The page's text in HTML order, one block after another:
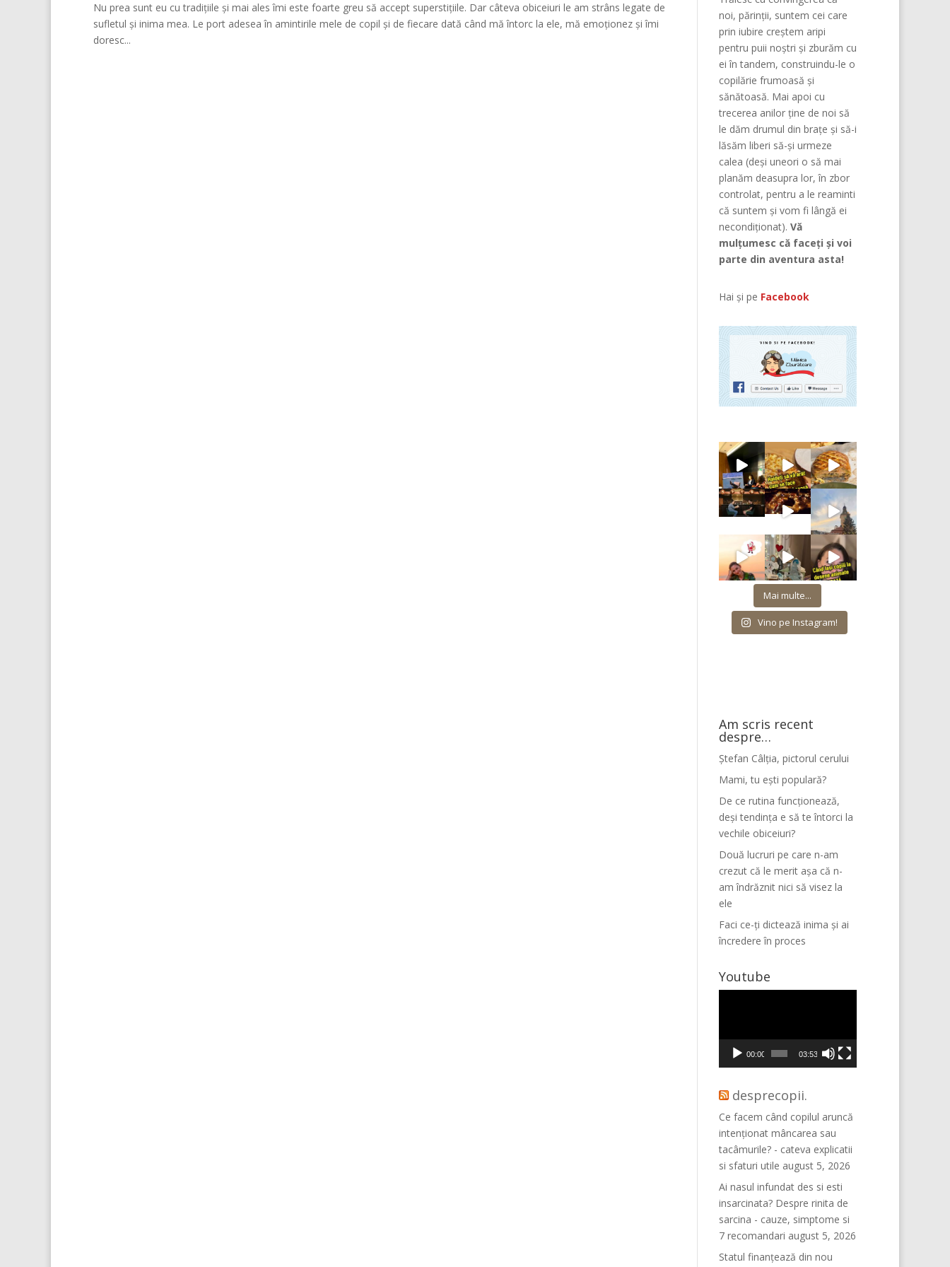
Nu prea sunt eu cu tradițiile și mai ales îmi este foarte greu să accept superstițiile. Dar câteva obiceiuri le am strâns legate de
sufletul și inima mea. Le port adesea în amintirile mele de copil și de fiecare dată când mă întorc la ele, mă emoționez și îmi
doresc...
noi, părinţii, suntem cei care
prin iubire creştem aripi
pentru puii noştri şi zburăm cu
ei în tandem, construindu-le o
copilărie frumoasă şi
sănătoasă. Mai apoi cu
trecerea anilor ține de noi să
le dăm drumul din braţe și să-i
lăsăm liberi să-și urmeze
calea (deşi uneori o să mai
planăm deasupra lor, în zbor
controlat, pentru a le reaminti
că suntem şi vom fi lângă ei
necondiţionat). Vă
mulțumesc că faceți și voi
parte din aventura asta!
Hai și pe Facebook
Mai multe...
Vino pe Instagram!
Am scris recent
despre…
Ștefan Câlția, pictorul cerului
Mami, tu ești populară?
De ce rutina funcționează,
deși tendința e să te întorci la
vechile obiceiuri?
Două lucruri pe care n-am
crezut că le merit așa că n-
am îndrăznit nici să visez la
ele
Faci ce-ți dictează inima și ai
încredere în proces
Youtube
00:00 03:53
desprecopii.
Ce facem când copilul aruncă
intenționat mâncarea sau
tacâmurile? - cateva explicatii
si sfaturi utile august 5, 2026
Ai nasul infundat des si esti
insarcinata? Despre rinita de
sarcina - cauze, simptome si
7 recomandari august 5, 2026
Statul finanțează din nou